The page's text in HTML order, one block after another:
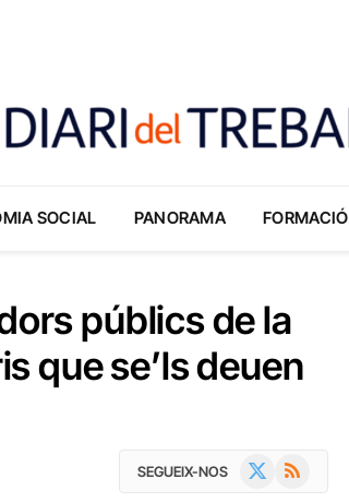
SOCIAL PANORAMA FORMACIÓ
públics de la
que se’ls deuen
SEGUEIX-NOS RSS